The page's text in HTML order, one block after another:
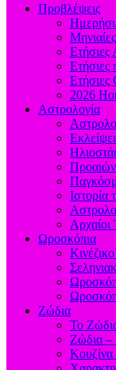
Προβλέψεις
Μηνιαίες
Ετήσιες
Ετήσιες
Ετήσιες
2026
Αστρολογία
Ιστορία
Ωροσκόπια
Ζώδια
Το
Ζώδια –